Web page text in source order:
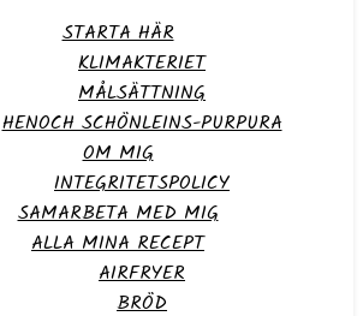
STARTA HÄR
KLIMAKTERIET
MÅLSÄTTNING
HENOCH SCHÖNLEINS-PURPURA
OM MIG
INTEGRITETSPOLICY
SAMARBETA MED MIG
ALLA MINA RECEPT
AIRFRYER
BRÖD